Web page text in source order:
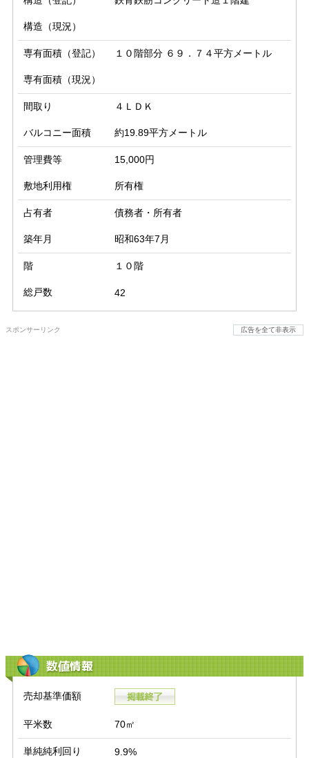
構造（現況）
専有面積（登記） １０階部分 ６９．７４平方メートル
専有面積（現況）
間取り ４ＬＤＫ
バルコニー面積 約19.89平方メートル
管理費等 15,000円
敷地利用権 所有権
占有者 債務者・所有者
築年月 昭和63年7月
階 １０階
総戸数 42
スポンサーリンク 広告を全て非表示
数値情報
売却基準価額
平米数 70㎡
単純純利回り 9.9%